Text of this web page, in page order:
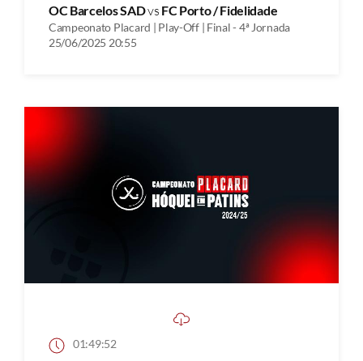
OC Barcelos SADvs FC Porto / Fidelidade
Campeonato Placard | Play-Off | Final - 4ª Jornada
25/06/2025 20:55
01:49:52